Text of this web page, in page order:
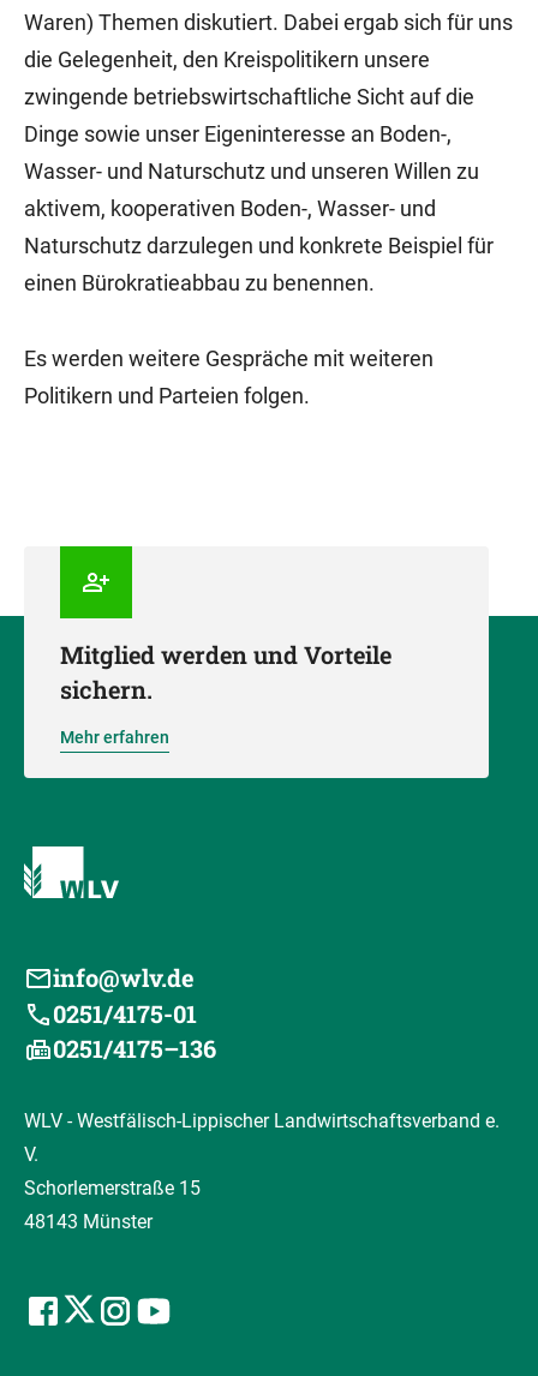
Waren) Themen diskutiert. Dabei ergab sich für uns
die Gelegenheit, den Kreispolitikern unsere
zwingende betriebswirtschaftliche Sicht auf die
Dinge sowie unser Eigeninteresse an Boden-,
Wasser- und Naturschutz und unseren Willen zu
aktivem, kooperativen Boden-, Wasser- und
Naturschutz darzulegen und konkrete Beispiel für
einen Bürokratieabbau zu benennen.
Es werden weitere Gespräche mit weiteren
Politikern und Parteien folgen.
Mitglied werden und Vorteile
sichern.
Mehr erfahren
info@wlv.de
0251/4175-01
0251/4175–136
WLV - Westfälisch-Lippischer Landwirtschaftsverband e.
V.
Schorlemerstraße 15
48143 Münster